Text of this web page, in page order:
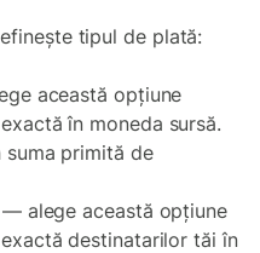
tipul de plată:
această opțiune
în moneda sursă.
primită de
alege această opțiune
destinatarilor tăi în